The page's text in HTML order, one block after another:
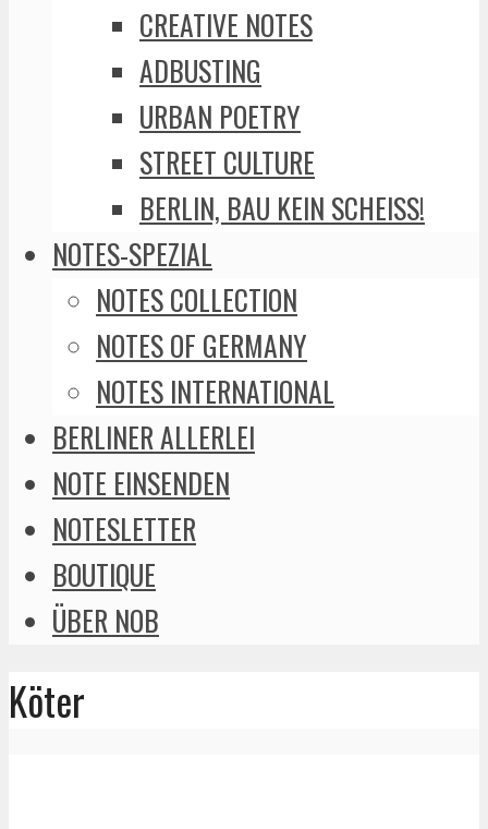
CREATIVE NOTES
ADBUSTING
URBAN POETRY
STREET CULTURE
BERLIN, BAU KEIN SCHEISS!
NOTES-SPEZIAL
NOTES COLLECTION
NOTES OF GERMANY
NOTES INTERNATIONAL
BERLINER ALLERLEI
NOTE EINSENDEN
NOTESLETTER
BOUTIQUE
ÜBER NOB
Köter